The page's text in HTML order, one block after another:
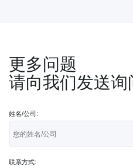
更多问题
请向我们发送询
姓名/公司:
联系方式: